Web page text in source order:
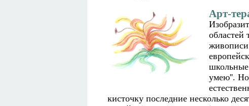
Арт-
областей
живописи
умею''. Но
кисточку последние несколько